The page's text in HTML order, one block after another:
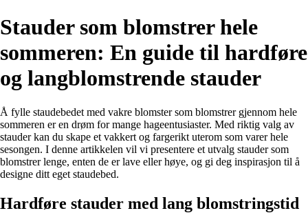
Stauder som blomstrer hele
sommeren: En guide til hardføre
og langblomstrende stauder
Å fylle staudebedet med vakre blomster som blomstrer gjennom hele
sommeren er en drøm for mange hageentusiaster. Med riktig valg av
stauder kan du skape et vakkert og fargerikt uterom som varer hele
sesongen. I denne artikkelen vil vi presentere et utvalg stauder som
blomstrer lenge, enten de er lave eller høye, og gi deg inspirasjon til å
designe ditt eget staudebed.
Hardføre stauder med lang blomstringstid